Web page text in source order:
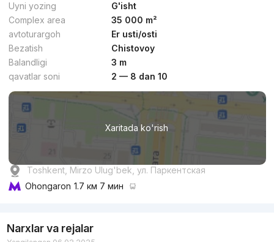
Uyni yozing
G'isht
Complex area
35 000 m²
avtoturargoh
Er usti/osti
Bezatish
Chistovoy
Balandligi
3 m
qavatlar soni
2 — 8 dan 10
Xaritada ko'rish
Toshkent, Mirzo Ulug'bek, ул. Паркентская
Ohongaron 1.7 км 7 мин
Narxlar va rejalar